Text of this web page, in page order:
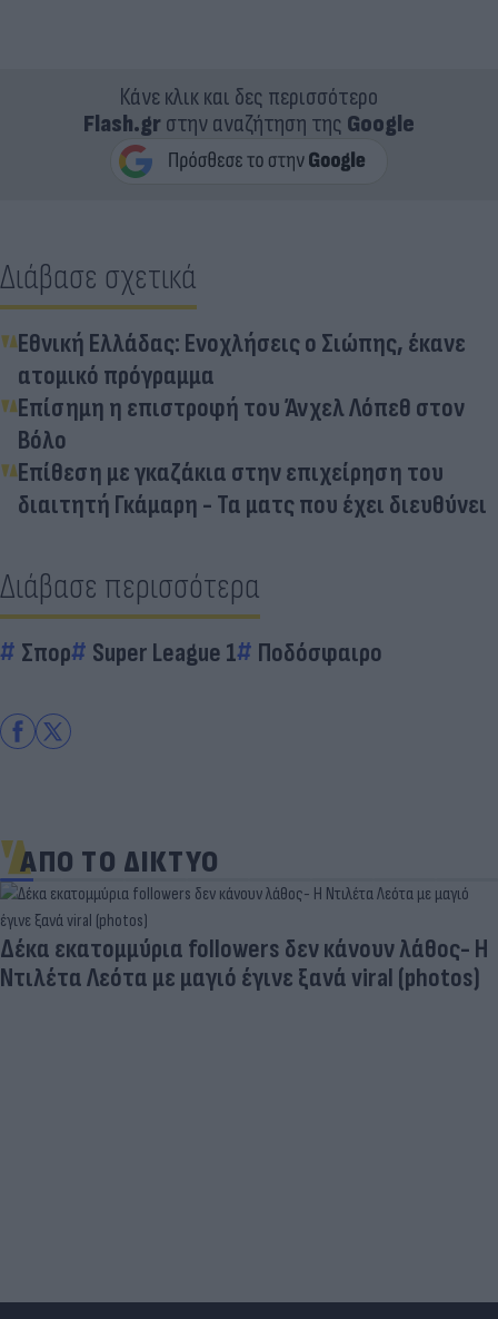
Κάνε κλικ και δες περισσότερο
Flash.grστην αναζήτηση της Google
Διάβασε σχετικά
Εθνική Ελλάδας: Ενοχλήσεις ο Σιώπης, έκανε
ατομικό πρόγραμμα
Επίσημη η επιστροφή του Άνχελ Λόπεθ στον
Βόλο
Επίθεση με γκαζάκια στην επιχείρηση του
διαιτητή Γκάμαρη - Τα ματς που έχει διευθύνει
Διάβασε περισσότερα
Σπορ Super League 1 Ποδόσφαιρο
ΑΠΟ ΤΟ ΔΙΚΤΥΟ
Πανζουρλισμός στην παρουσίαση του Σαλάχ -
Χιλιάδες κόσμου στο γήπεδο της Τραμπζονσπόρ